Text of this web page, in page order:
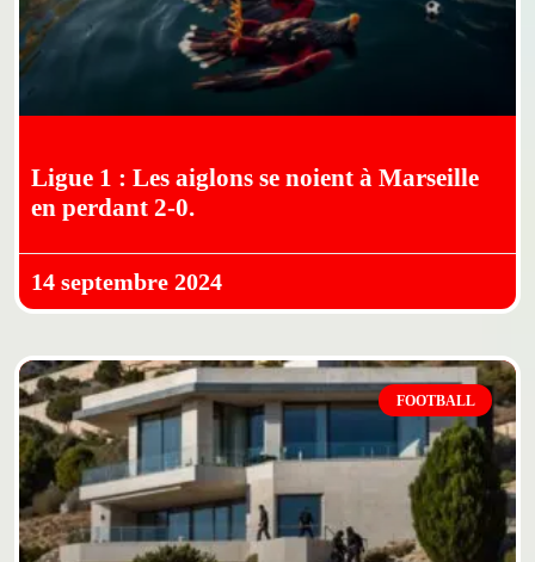
Ligue 1 : Les aiglons se noient à Marseille
en perdant 2-0.
14 septembre 2024
FOOTBALL